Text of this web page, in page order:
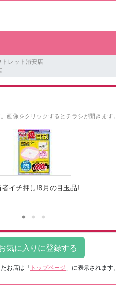
トレット浦安店
画像をクリックするとチラシが開きます。
者イチ押し!8月の目玉品!
お店は 「 トップページ 」に表示されます。